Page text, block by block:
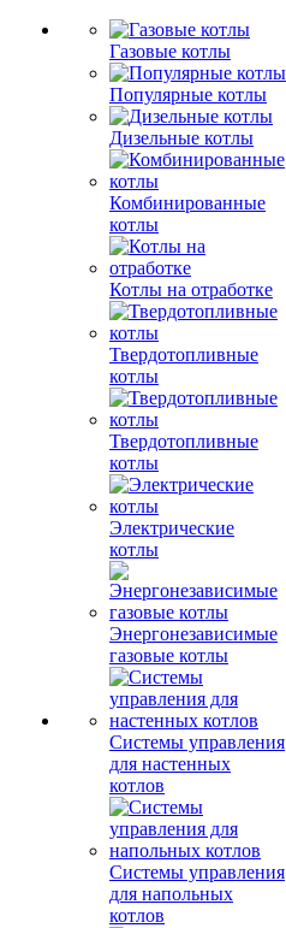
Газовые котлы
Популярные котлы
Дизельные котлы
Комбинированные
котлы
Котлы на отработке
Твердотопливные
котлы
Твердотопливные
котлы
Электрические
котлы
Энергонезависимые
газовые котлы
Системы управления
для настенных
котлов
Системы управления
для напольных
котлов